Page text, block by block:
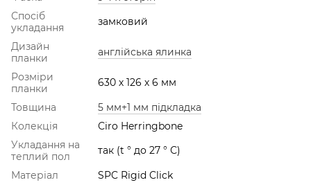
Спосіб
укладання
замковий
Дизайн
планки
англійська ялинка
Розміри
планки
630 х 126 х 6 мм
Товщина
5 мм+1 мм підкладка
Колекція
Сiro Herringbone
Укладання на
теплий пол
так (t ° до 27 ° С)
Матеріал
SPC Rigid Click